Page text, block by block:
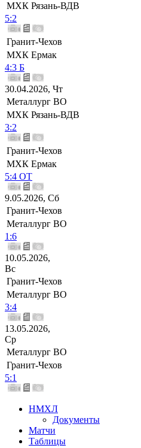
МХК Рязань-ВДВ
5:2
Гранит-Чехов
МХК Ермак
4:3 Б
30.04.2026, Чт
Металлург ВО
МХК Рязань-ВДВ
3:2
Гранит-Чехов
МХК Ермак
5:4 ОТ
9.05.2026, Сб
Гранит-Чехов
Металлург ВО
1:6
10.05.2026,
Вс
Гранит-Чехов
Металлург ВО
3:4
13.05.2026,
Ср
Металлург ВО
Гранит-Чехов
5:1
НМХЛ
Документы
Матчи
Таблицы